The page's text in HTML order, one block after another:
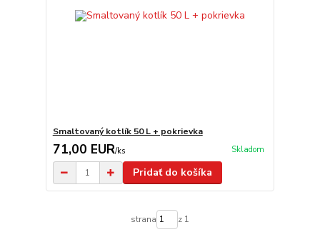
Smaltovaný kotlík 50 L + pokrievka
71,00 EUR/ks Skladom
Pridať do košíka
strana z 1